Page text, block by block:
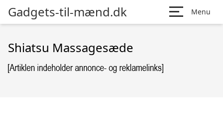
Gadgets-til-mænd.dk Menu
Shiatsu Massagesæde